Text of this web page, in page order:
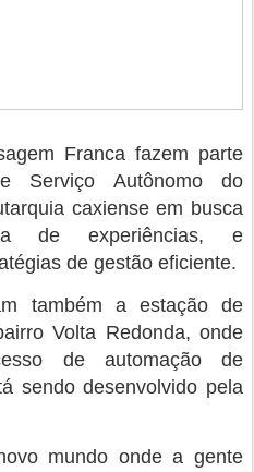
Franca fazem parte
Serviço Autônomo do
caxiense em busca
de experiências, e
de gestão eficiente.
também a estação de
Volta Redonda, onde
de automação de
sendo desenvolvido pela
mundo onde a gente